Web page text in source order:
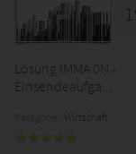
Lösung IMMA 0N -
Einsendeaufga...
Wirtschaft